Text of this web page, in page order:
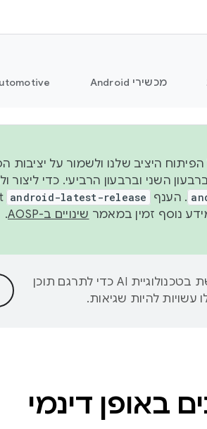
מכשירי Android
למודל הפיתוח היציב שלנו ולשמור על
. הענף android-latest-release
שינויים ב-AOSP .
‫Google משתמשת בטכנולוגיית AI כדי לתרגם תוכן
להיות שגיאות.